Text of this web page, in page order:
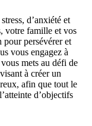
d’anxiété et
votre famille et vos
pour persévérer et
vous engagez à
mets au défi de
à créer un
afin que tout le
d’objectifs